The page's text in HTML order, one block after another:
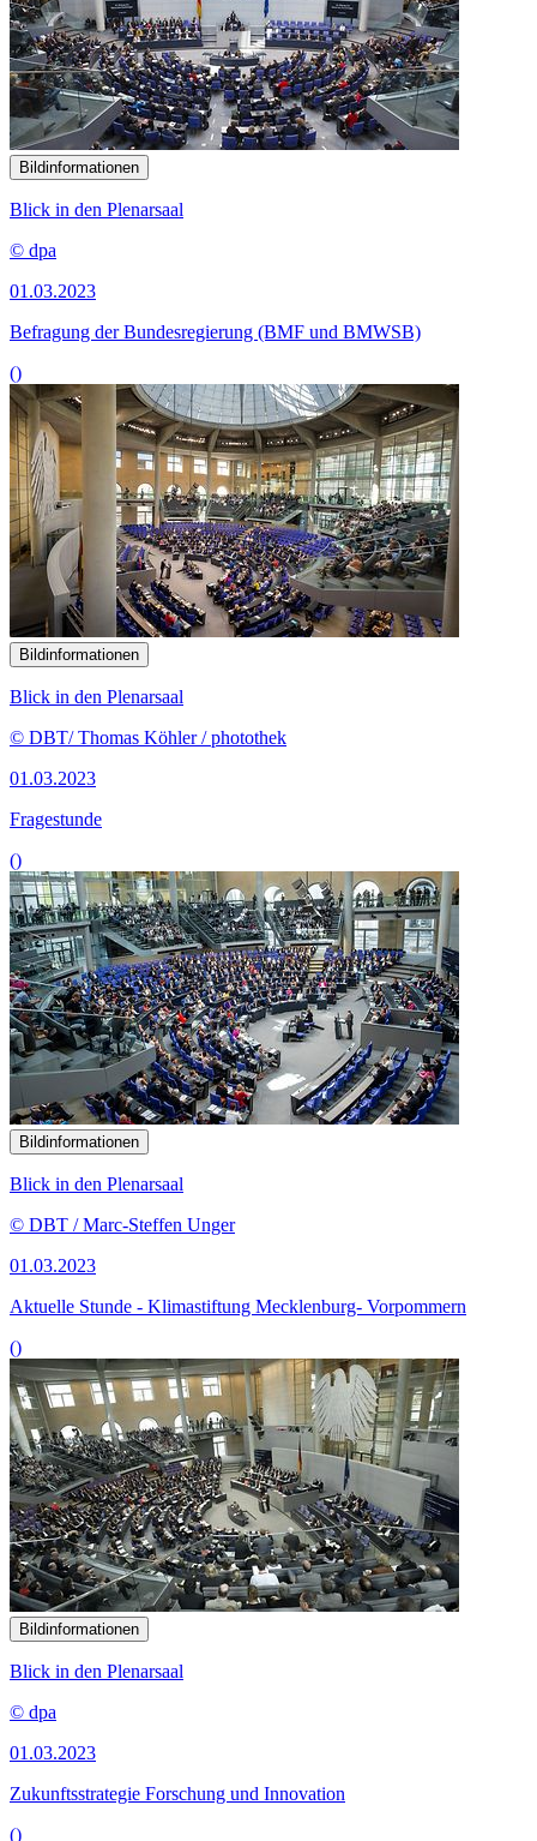
Bildinformationen
Blick in den Plenarsaal
© dpa
01.03.2023
Befragung der Bundesregierung (BMF und BMWSB)
()
Bildinformationen
Blick in den Plenarsaal
© DBT/ Thomas Köhler / photothek
01.03.2023
Fragestunde
()
Bildinformationen
Blick in den Plenarsaal
© DBT / Marc-Steffen Unger
01.03.2023
Aktuelle Stunde - Klimastiftung Mecklenburg- Vorpommern
()
Bildinformationen
Blick in den Plenarsaal
© dpa
01.03.2023
Zukunftsstrategie Forschung und Innovation
()